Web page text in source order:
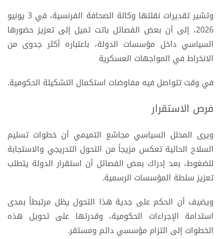
وتشير تقديرات نقلتها وكالة الصحافة الفرنسية، في 3 يونيو
2026، إلى أن بعض الفصائل باتت تميل إلى تعزيز حضورها
السياسي داخل مؤسسات الدولة، باعتباره أكثر جدوى من
الانخراط في المواجهات العسكرية
في وقت تتواصل فيه مفاوضات استكمال التشكيلة الحكومية.
فرص الاستقرار
ويرى المحلل السياسي مجاشع التميمي أن خطوات تسليم
السلاح الحالية تعكس مزيجاً من التحول التدريجي والاستجابة
للضغوط، بعد إدراك بعض الفصائل أن استقرار الدولة يتطلب
تعزيز سلطة المؤسسات الرسمية.
ويضيف أن الحكم على جدية هذا التحول يظل مرتبطاً بمدى
استدامة الإجراءات الحكومية، وقدرتها على تحويل هذه
الخطوات إلى التزام مؤسسي دائم ومستقر.